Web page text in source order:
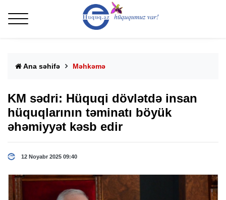
Ana səhifə Məhkəmə
KM sədri: Hüquqi dövlətdə insan
hüquqlarının təminatı böyük
əhəmiyyət kəsb edir
12 Noyabr 2025 09:40